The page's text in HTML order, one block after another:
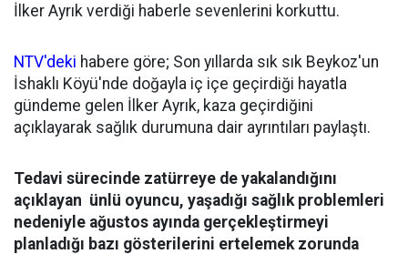
İlker Ayrık verdiği haberle sevenlerini korkuttu.
NTV'deki habere göre; Son yıllarda sık sık Beykoz'un
İshaklı Köyü'nde doğayla iç içe geçirdiği hayatla
gündeme gelen İlker Ayrık, kaza geçirdiğini
açıklayarak sağlık durumuna dair ayrıntıları paylaştı.
Tedavi sürecinde zatürreye de yakalandığını
açıklayan ünlü oyuncu, yaşadığı sağlık problemleri
nedeniyle ağustos ayında gerçekleştirmeyi
planladığı bazı gösterilerini ertelemek zorunda